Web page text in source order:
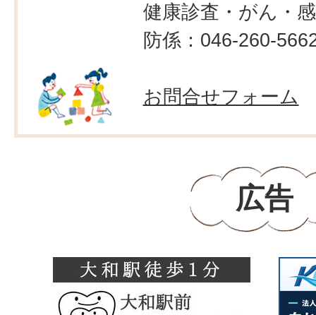
健康診査・がん・
防係：046-260-
お問合せフォーム
広告